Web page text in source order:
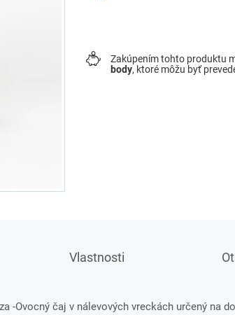
Zakúpením tohto produktu
body, ktoré môžu byť
Vlastnosti
-Ovocný čaj v nálevových vreckách určený na